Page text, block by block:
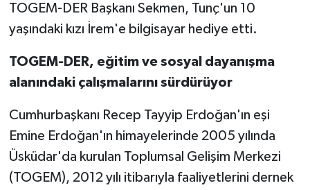
TOGEM-DER Başkanı Sekmen, Tunç'un 10
yaşındaki kızı İrem'e bilgisayar hediye etti.
TOGEM-DER, eğitim ve sosyal dayanışma
alanındaki çalışmalarını sürdürüyor
Cumhurbaşkanı Recep Tayyip Erdoğan'ın eşi
Emine Erdoğan'ın himayelerinde 2005 yılında
Üsküdar'da kurulan Toplumsal Gelişim Merkezi
(TOGEM), 2012 yılı itibarıyla faaliyetlerini dernek